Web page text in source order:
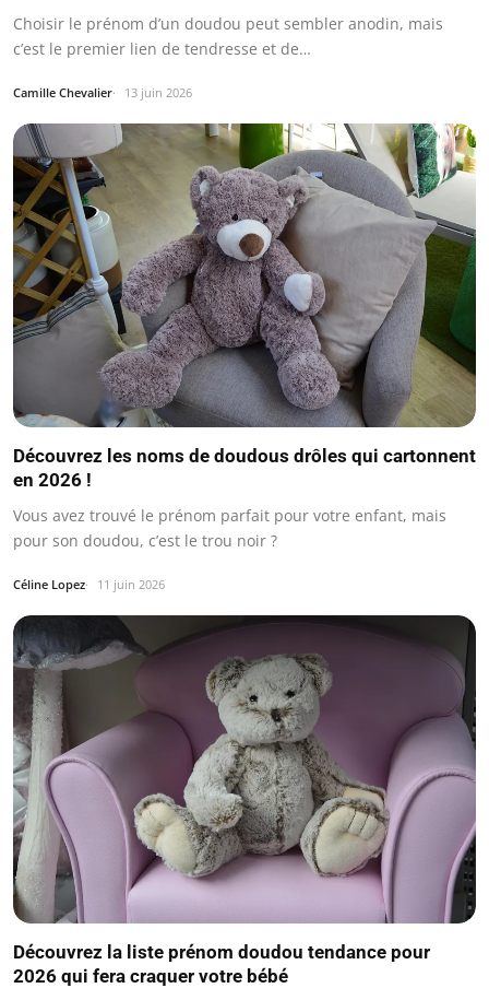
Choisir le prénom d’un doudou peut sembler anodin, mais
c’est le premier lien de tendresse et de…
Camille Chevalier 13 juin 2026
Découvrez les noms de doudous drôles qui cartonnent
en 2026 !
Vous avez trouvé le prénom parfait pour votre enfant, mais
pour son doudou, c’est le trou noir ?
Céline Lopez 11 juin 2026
Découvrez la liste prénom doudou tendance pour
2026 qui fera craquer votre bébé